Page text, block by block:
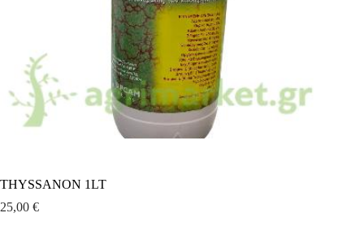
THYSSANON 1LT
25,00 €